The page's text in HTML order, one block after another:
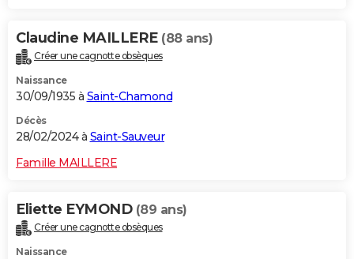
Claudine MAILLERE (88 ans)
Créer une cagnotte obsèques
Naissance
30/09/1935 à Saint-Chamond
Décès
28/02/2024 à Saint-Sauveur
Famille MAILLERE
Eliette EYMOND (89 ans)
Créer une cagnotte obsèques
Naissance